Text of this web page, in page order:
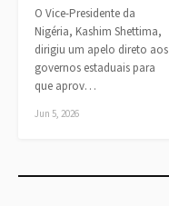
O Vice-Presidente da
Nigéria, Kashim Shettima,
dirigiu um apelo direto aos
governos estaduais para
que aprov…
Jun 5, 2026